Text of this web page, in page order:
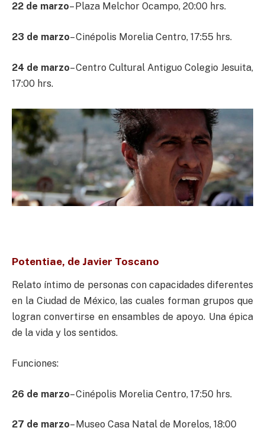
22 de marzo– Plaza Melchor Ocampo, 20:00 hrs.
23 de marzo– Cinépolis Morelia Centro, 17:55 hrs.
24 de marzo– Centro Cultural Antiguo Colegio Jesuita,
17:00 hrs.
Potentiae, de Javier Toscano
Relato íntimo de personas con capacidades diferentes
en la Ciudad de México, las cuales forman grupos que
logran convertirse en ensambles de apoyo. Una épica
de la vida y los sentidos.
Funciones:
26 de marzo– Cinépolis Morelia Centro, 17:50 hrs.
27 de marzo– Museo Casa Natal de Morelos, 18:00